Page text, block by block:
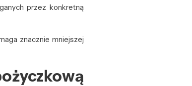
przez konkretną
znacznie mniejszej